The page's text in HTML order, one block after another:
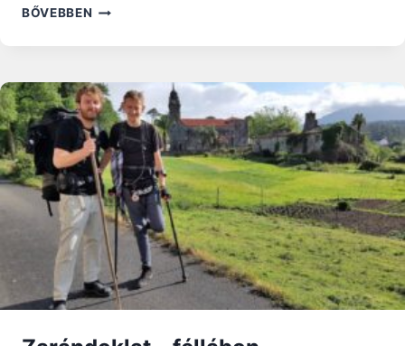
BŐVEBBEN KÍNA
A
VALLÁSGYAKORLÁS
KORLÁTOZÁSÁRA